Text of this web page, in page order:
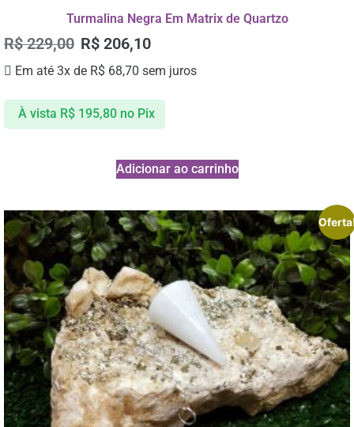
Turmalina Negra Em Matrix de Quartzo
R$229,00 R$ 206,10
Em até 3x de R$ 68,70 sem juros
À vista R$195,80 no Pix
Adicionar ao carrinho